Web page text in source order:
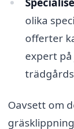
olika
offerter
expert
Oavsett om